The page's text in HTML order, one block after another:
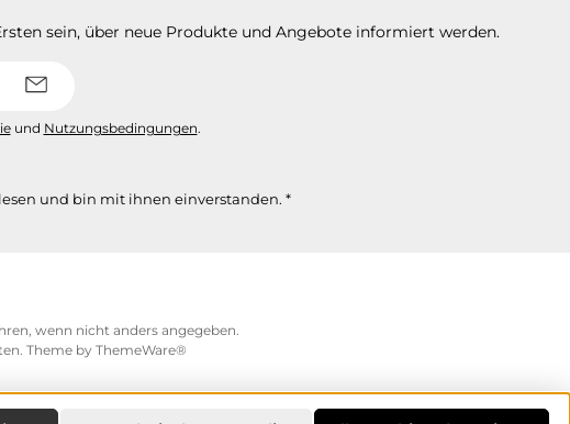
sein, über neue Produkte und Angebote informiert werden.
und Nutzungsbedingungen.
und bin mit ihnen einverstanden. *
wenn nicht anders angegeben.
Theme by ThemeWare®